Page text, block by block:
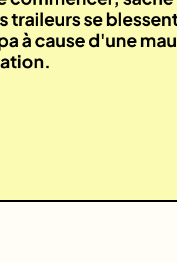
traileurs se
à cause d'une